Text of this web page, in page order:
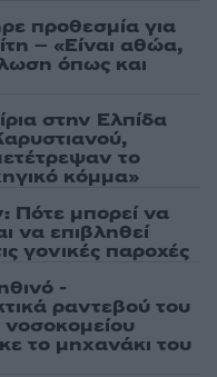
προθεσμία για
– «Είναι αθώα,
όπως και
στην Ελπίδα
το
κόμμα»
Πότε μπορεί να
να επιβληθεί
γονικές παροχές
-
ραντεβού του
νοσοκομείου
το μηχανάκι του